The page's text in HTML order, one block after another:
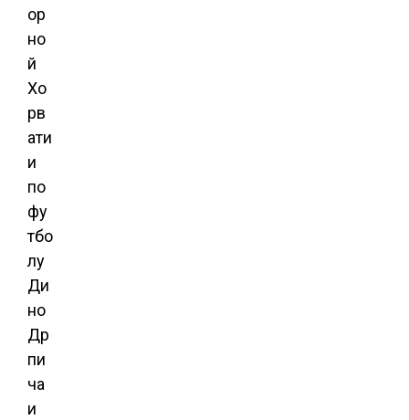
ор
но
й
Хо
рв
ати
и
по
фу
тбо
лу
Ди
но
Др
пи
ча
и